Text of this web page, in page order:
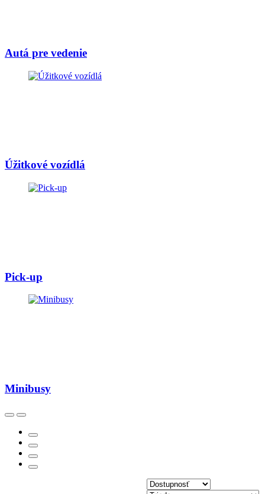
Autá pre vedenie
Úžitkové vozídlá
Pick-up
Minibusy